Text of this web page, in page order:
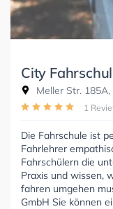
City
Meller Str.
1
Die Fahrschule ist
Fahrlehrer
Fahrschülern die
Praxis und wissen,
fahren umgehen
GmbH Sie können